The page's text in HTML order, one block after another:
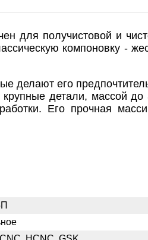
для получистовой и
компоновку -
делают его
детали, массой до
Его прочная